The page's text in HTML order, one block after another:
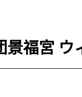
景福宮 ウ